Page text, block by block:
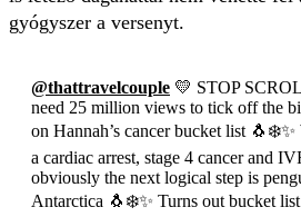
gyógyszer a versenyt.
@thattravelcouple 💛 STOP
need 25 million views to tick off the
on Hannah’s cancer bucket list 🐧❄️✨
a cardiac arrest, stage 4 cancer and
obviously the next logical step is
Antarctica 🐧❄️✨ Turns out bucket list